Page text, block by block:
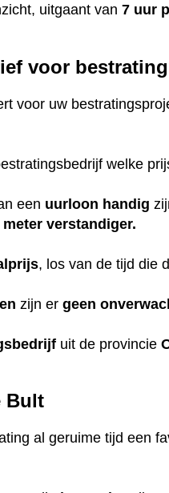
uitgaant van7 uur
voor
voor uw
welke
een uurloon handig
verstandiger.
, los van de tijd die
zijn ergeen
uit de provincie
Bult
al geruime tijd een